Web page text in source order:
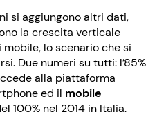
si aggiungono altri dati,
la crescita verticale
lo scenario che si
Due numeri su tutti: l’85%
alla piattaforma
ed il mobile
100% nel 2014 in Italia.